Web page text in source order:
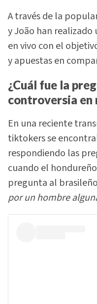
A través de la
y João han realizado
en vivo con el
y apuestas en
¿Cuál fue la
controversia en
En una reciente
tiktokers se
respondiendo las
cuando el
pregunta al
por un hombre